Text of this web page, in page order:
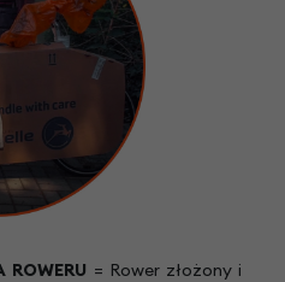
ROWERU = Rower złożony i